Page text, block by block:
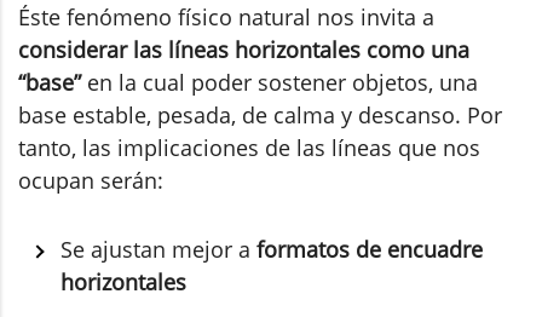
Éste fenómeno físico natural nos invita a
considerar las líneas horizontales como una
“base”en la cual poder sostener objetos, una
base estable, pesada, de calma y descanso. Por
tanto, las implicaciones de las líneas que nos
ocupan serán:
Se ajustan mejor a formatos de encuadre
horizontales